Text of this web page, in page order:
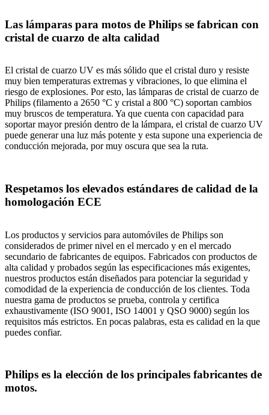
Las lámparas para motos de Philips se fabrican con
cristal de cuarzo de alta calidad
El cristal de cuarzo UV es más sólido que el cristal duro y resiste
muy bien temperaturas extremas y vibraciones, lo que elimina el
riesgo de explosiones. Por esto, las lámparas de cristal de cuarzo de
Philips (filamento a 2650 °C y cristal a 800 °C) soportan cambios
muy bruscos de temperatura. Ya que cuenta con capacidad para
soportar mayor presión dentro de la lámpara, el cristal de cuarzo UV
puede generar una luz más potente y esta supone una experiencia de
conducción mejorada, por muy oscura que sea la ruta.
Respetamos los elevados estándares de calidad de la
homologación ECE
Los productos y servicios para automóviles de Philips son
considerados de primer nivel en el mercado y en el mercado
secundario de fabricantes de equipos. Fabricados con productos de
alta calidad y probados según las especificaciones más exigentes,
nuestros productos están diseñados para potenciar la seguridad y
comodidad de la experiencia de conducción de los clientes. Toda
nuestra gama de productos se prueba, controla y certifica
exhaustivamente (ISO 9001, ISO 14001 y QSO 9000) según los
requisitos más estrictos. En pocas palabras, esta es calidad en la que
puedes confiar.
Philips es la elección de los principales fabricantes de
motos.